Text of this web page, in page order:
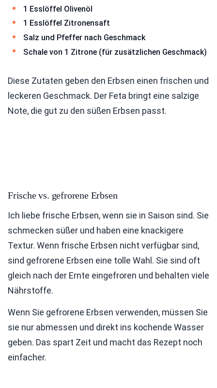
1 Esslöffel Olivenöl
1 Esslöffel Zitronensaft
Salz und Pfeffer nach Geschmack
Schale von 1 Zitrone (für zusätzlichen Geschmack)
Diese Zutaten geben den Erbsen einen frischen und
leckeren Geschmack. Der Feta bringt eine salzige
Note, die gut zu den süßen Erbsen passt.
Frische vs. gefrorene Erbsen
Ich liebe frische Erbsen, wenn sie in Saison sind. Sie
schmecken süßer und haben eine knackigere
Textur. Wenn frische Erbsen nicht verfügbar sind,
sind gefrorene Erbsen eine tolle Wahl. Sie sind oft
gleich nach der Ernte eingefroren und behalten viele
Nährstoffe.
Wenn Sie gefrorene Erbsen verwenden, müssen Sie
sie nur abmessen und direkt ins kochende Wasser
geben. Das spart Zeit und macht das Rezept noch
einfacher.